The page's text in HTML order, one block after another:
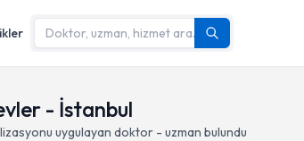
- İstanbul
uygulayan doktor - uzman bulundu